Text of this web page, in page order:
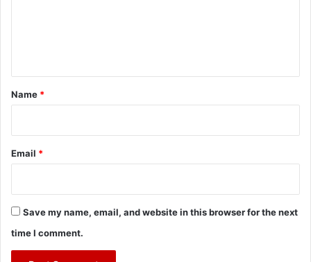
*
Name *
Email *
Save my name, email, and website in this browser for the next
time I comment.